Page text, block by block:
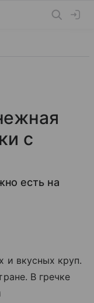
с
есть на
и вкусных круп.
В гречке